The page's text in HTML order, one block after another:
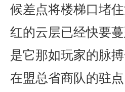
候差点将楼梯口堵
红的云层已经快要
是它那如玩家的脉
在盟总省商队的驻